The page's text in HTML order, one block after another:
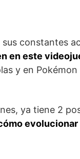
constantes
en este
y en Pokémon
ya tiene 2
evolucionar